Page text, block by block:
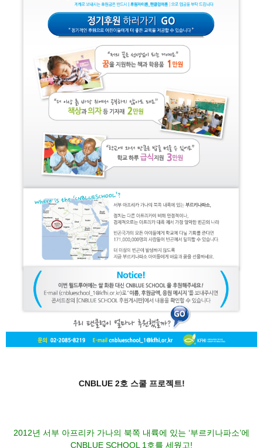
CNBLUE 2호 스쿨 프로젝트!
2012년 서부 아프리카 가나의 북쪽 내륙에 있는 ‘부르키나파소’에
CNBLUE SCHOOL 1호를 세웠고!